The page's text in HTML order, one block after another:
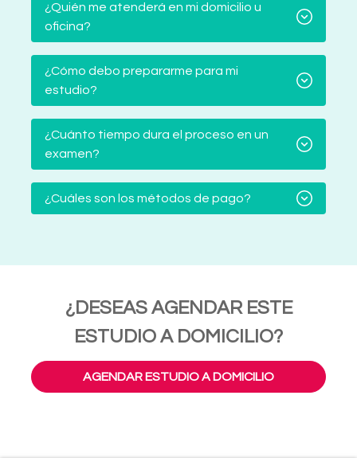
¿Quién me atenderá en mi domicilio u
oficina?
¿Cómo debo prepararme para mi
estudio?
¿Cuánto tiempo dura el proceso en un
examen?
¿Cuáles son los métodos de pago?
¿DESEAS AGENDAR ESTE
ESTUDIO A DOMICILIO?
AGENDAR ESTUDIO A DOMICILIO